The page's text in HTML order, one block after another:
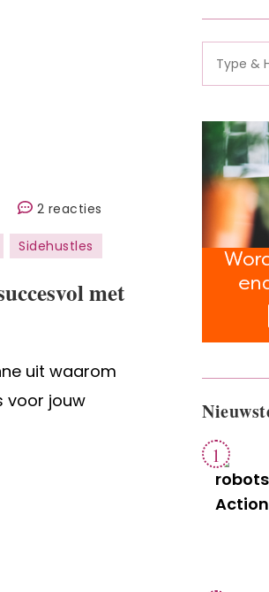
2 reacties
Maak
succesvol
Sidehustles
met
uit waarom
voor jouw
Search
for: